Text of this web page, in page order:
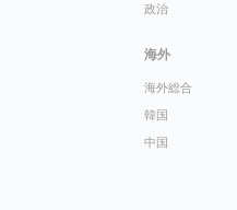
政治
海外
海外総合
韓国
中国